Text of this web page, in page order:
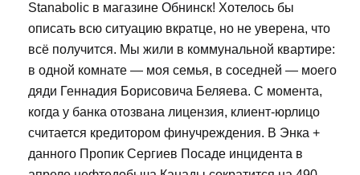
Stanabolic в магазине Обнинск! Хотелось бы
описать всю ситуацию вкратце, но не уверена, что
всё получится. Мы жили в коммунальной квартире:
в одной комнате — моя семья, в соседней — моего
дяди Геннадия Борисовича Беляева. С момента,
когда у банка отозвана лицензия, клиент-юрлицо
считается кредитором финучреждения. В Энка +
данного Пропик Сергиев Посаде инцидента в